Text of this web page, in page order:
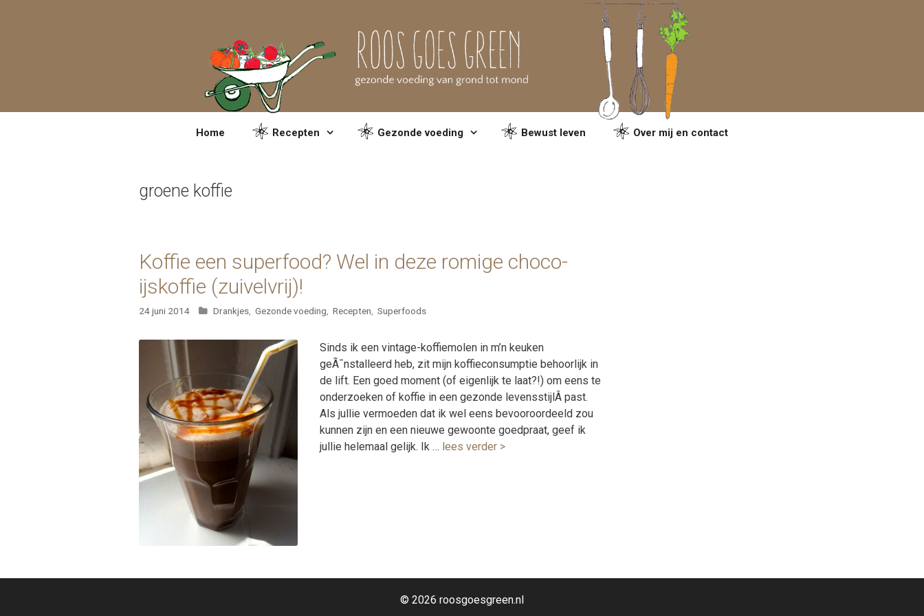
Home Recepten Gezonde voeding Bewust leven Over mij en contact
groene koffie
Koffie een superfood? Wel in deze romige choco-
ijskoffie (zuivelvrij)!
24 juni 2014 Categorieën
Drankjes, Gezonde voeding, Recepten, Superfoods
Sinds ik een vintage-koffiemolen in m’n keuken
geÃ¯nstalleerd heb, zit mijn koffieconsumptie behoorlijk in
de lift. Een goed moment (of eigenlijk te laat?!) om eens te
onderzoeken of koffie in een gezonde levensstijlÂ past.
Als jullie vermoeden dat ik wel eens bevooroordeeld zou
kunnen zijn en een nieuwe gewoonte goedpraat, geef ik
jullie helemaal gelijk. Ik … lees verder >
© 2026 roosgoesgreen.nl